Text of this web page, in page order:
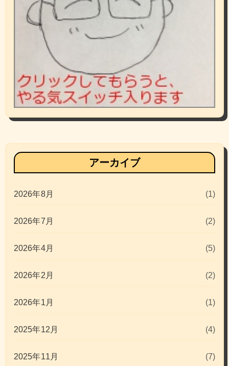
アーカイブ
2026年8月 (1)
2026年7月 (2)
2026年4月 (5)
2026年2月 (2)
2026年1月 (1)
2025年12月 (4)
2025年11月 (7)